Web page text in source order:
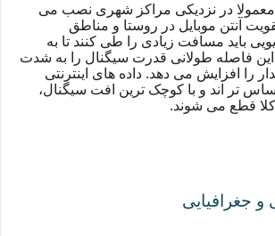
معمولا در نزدیکی مراکز شهری نصب می
آنتن موبایل در روستا و مناطق
باید مسافت زیادی را طی کنند تا به
فاصله طولانی قدرت سیگنال را به شدت
را افزایش می دهد. داده های اینترنتی
تر اند و با کوچک ترین افت سیگنال،
قطع می شوند.
و جغرافیایی